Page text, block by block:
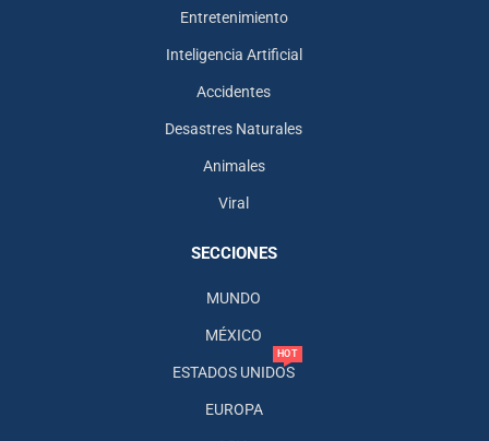
Entretenimiento
Inteligencia Artificial
Accidentes
Desastres Naturales
Animales
Viral
SECCIONES
MUNDO
MÉXICO
ESTADOS UNIDOS
HOT
EUROPA